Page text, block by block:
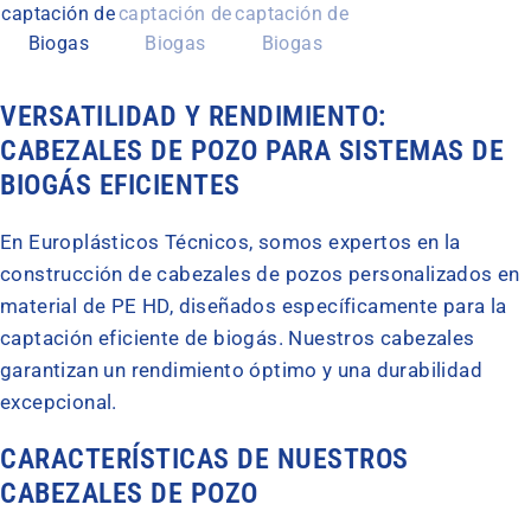
VERSATILIDAD Y RENDIMIENTO:
CABEZALES DE POZO PARA SISTEMAS DE
BIOGÁS EFICIENTES
En Europlásticos Técnicos, somos expertos en la
construcción de cabezales de pozos personalizados en
material de PE HD, diseñados específicamente para la
captación eficiente de biogás. Nuestros cabezales
garantizan un rendimiento óptimo y una durabilidad
excepcional.
CARACTERÍSTICAS DE NUESTROS
CABEZALES DE POZO